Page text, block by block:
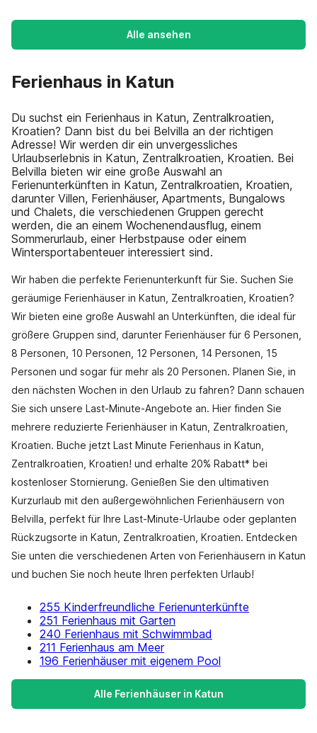
Alle ansehen
Ferienhaus in Katun
Du suchst ein Ferienhaus in Katun, Zentralkroatien,
Kroatien? Dann bist du bei Belvilla an der richtigen
Adresse! Wir werden dir ein unvergessliches
Urlaubserlebnis in Katun, Zentralkroatien, Kroatien. Bei
Belvilla bieten wir eine große Auswahl an
Ferienunterkünften in Katun, Zentralkroatien, Kroatien,
darunter Villen, Ferienhäuser, Apartments, Bungalows
und Chalets, die verschiedenen Gruppen gerecht
werden, die an einem Wochenendausflug, einem
Sommerurlaub, einer Herbstpause oder einem
Wintersportabenteuer interessiert sind.
Wir haben die perfekte Ferienunterkunft für Sie. Suchen Sie
geräumige Ferienhäuser in Katun, Zentralkroatien, Kroatien?
Wir bieten eine große Auswahl an Unterkünften, die ideal für
größere Gruppen sind, darunter Ferienhäuser für 6 Personen,
8 Personen, 10 Personen, 12 Personen, 14 Personen, 15
Personen und sogar für mehr als 20 Personen. Planen Sie, in
den nächsten Wochen in den Urlaub zu fahren? Dann schauen
Sie sich unsere Last-Minute-Angebote an. Hier finden Sie
mehrere reduzierte Ferienhäuser in Katun, Zentralkroatien,
Kroatien. Buche jetzt Last Minute Ferienhaus in Katun,
Zentralkroatien, Kroatien! und erhalte 20% Rabatt* bei
kostenloser Stornierung. Genießen Sie den ultimativen
Kurzurlaub mit den außergewöhnlichen Ferienhäusern von
Belvilla, perfekt für Ihre Last-Minute-Urlaube oder geplanten
Rückzugsorte in Katun, Zentralkroatien, Kroatien. Entdecken
Sie unten die verschiedenen Arten von Ferienhäusern in Katun
und buchen Sie noch heute Ihren perfekten Urlaub!
255 Kinderfreundliche Ferienunterkünfte
251 Ferienhaus mit Garten
240 Ferienhaus mit Schwimmbad
211 Ferienhaus am Meer
196 Ferienhäuser mit eigenem Pool
Alle Ferienhäuser in Katun